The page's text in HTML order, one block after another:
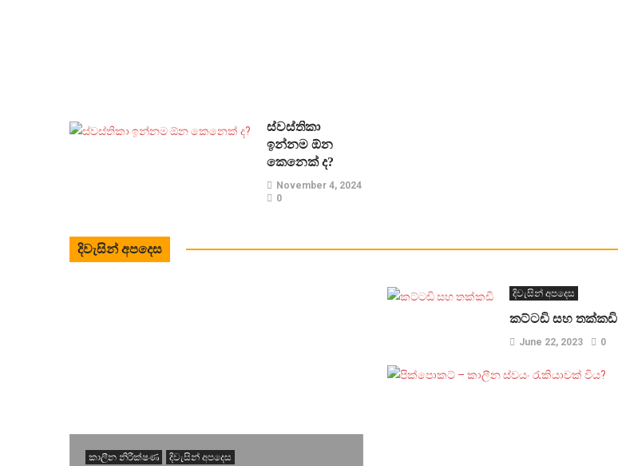
ස්වස්තිකා
ඉන්නම ඕන
කෙනෙක් ද?
November 4, 2024
0
දිවැසින් අපදෙස
කාලීන නිරීක්ෂණ දිවැසින් අපදෙස
දිවැසින් අපදෙස
කට්ටඩි සහ තක්කඩි
June 22, 2023 0